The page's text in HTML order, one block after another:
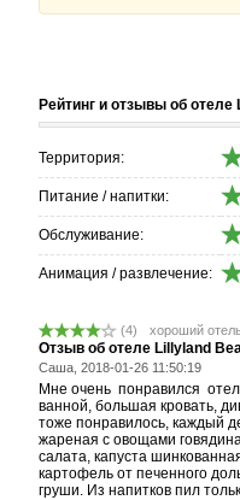
Рейтинг и отзывы об отеле
Территория:
Питание / напитки:
Обслуживание:
Анимация / развлечение:
(4) хороший
Отзыв об отеле Lillyland
Саша, 2018-01-26 11:50:19
Мне очень понравился
ванной, большая кровать,
тоже понравилось, каждый
жареная с овощами
салата, капуста
картофель от печенного
груши. Из напитков пил